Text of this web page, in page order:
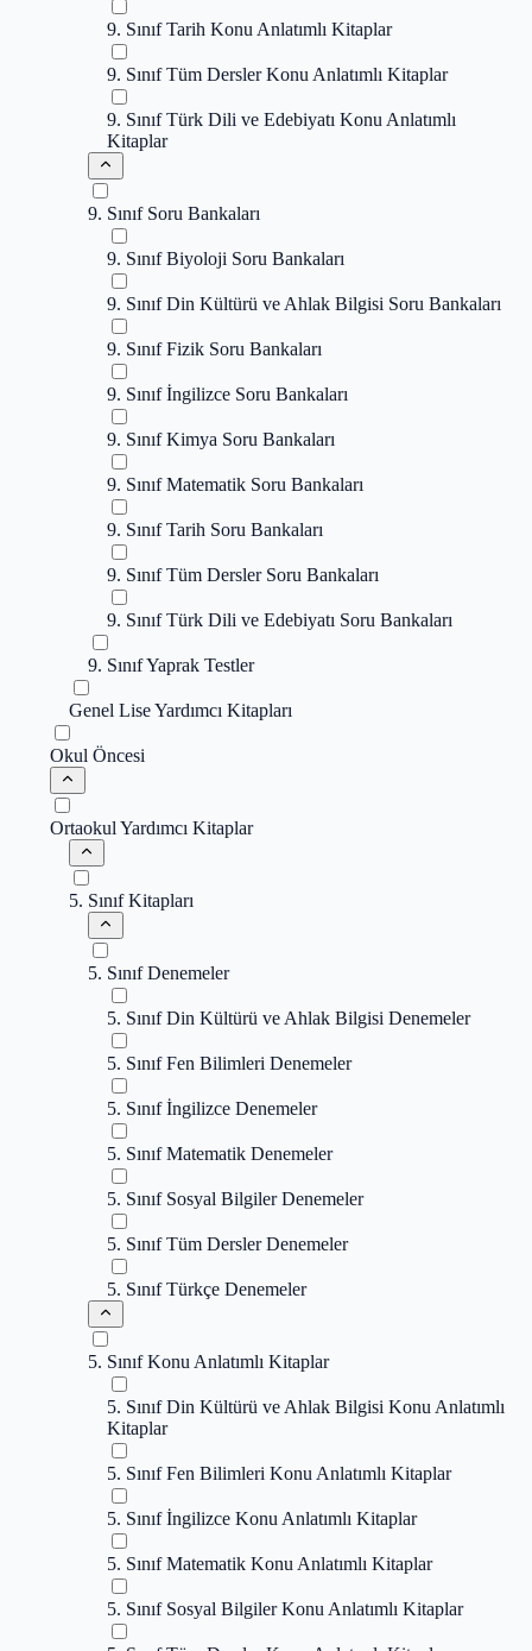
9. Sınıf Tarih Konu Anlatımlı Kitaplar
9. Sınıf Tüm Dersler Konu Anlatımlı Kitaplar
9. Sınıf Türk Dili ve Edebiyatı Konu Anlatımlı
Kitaplar
9. Sınıf Soru Bankaları
9. Sınıf Biyoloji Soru Bankaları
9. Sınıf Din Kültürü ve Ahlak Bilgisi Soru Bankaları
9. Sınıf Fizik Soru Bankaları
9. Sınıf İngilizce Soru Bankaları
9. Sınıf Kimya Soru Bankaları
9. Sınıf Matematik Soru Bankaları
9. Sınıf Tarih Soru Bankaları
9. Sınıf Tüm Dersler Soru Bankaları
9. Sınıf Türk Dili ve Edebiyatı Soru Bankaları
9. Sınıf Yaprak Testler
Genel Lise Yardımcı Kitapları
Okul Öncesi
Ortaokul Yardımcı Kitaplar
5. Sınıf Kitapları
5. Sınıf Denemeler
5. Sınıf Din Kültürü ve Ahlak Bilgisi Denemeler
5. Sınıf Fen Bilimleri Denemeler
5. Sınıf İngilizce Denemeler
5. Sınıf Matematik Denemeler
5. Sınıf Sosyal Bilgiler Denemeler
5. Sınıf Tüm Dersler Denemeler
5. Sınıf Türkçe Denemeler
5. Sınıf Konu Anlatımlı Kitaplar
5. Sınıf Din Kültürü ve Ahlak Bilgisi Konu Anlatımlı
Kitaplar
5. Sınıf Fen Bilimleri Konu Anlatımlı Kitaplar
5. Sınıf İngilizce Konu Anlatımlı Kitaplar
5. Sınıf Matematik Konu Anlatımlı Kitaplar
5. Sınıf Sosyal Bilgiler Konu Anlatımlı Kitaplar